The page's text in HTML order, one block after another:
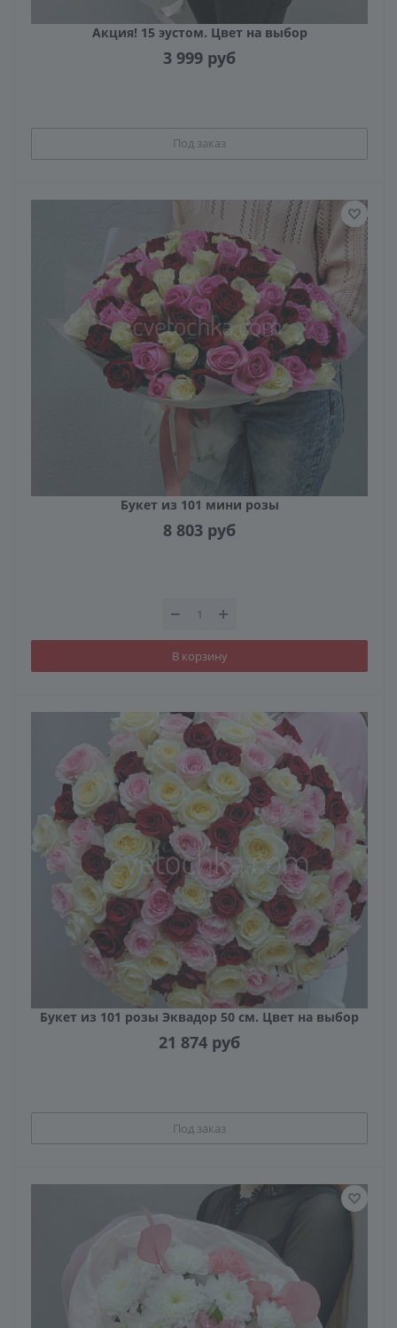
Акция! 15 эустом. Цвет на выбор
3 999 руб
Под заказ
Букет из 101 мини розы
8 803 руб
В корзину
Букет из 101 розы Эквадор 50 см. Цвет на выбор
21 874 руб
Под заказ